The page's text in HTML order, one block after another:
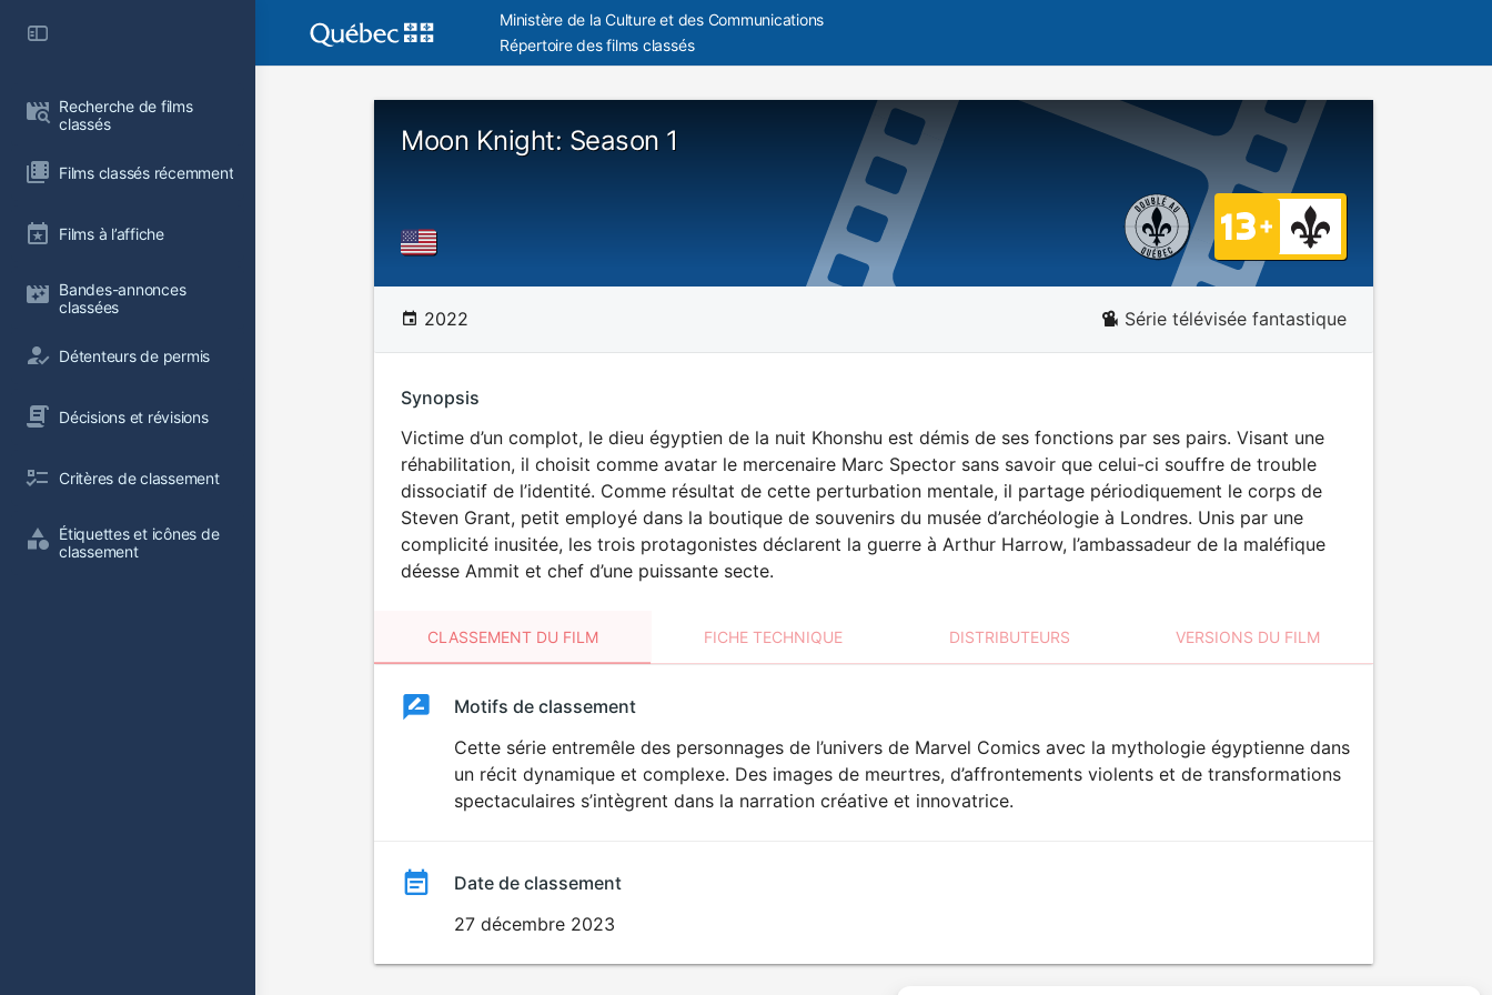
Recherche de films
classés
Films classés récemment
Films à l’affiche
Bandes-annonces
classées
Détenteurs de permis
Décisions et révisions
Critères de classement
Étiquettes et icônes de
classement
Ministère de la Culture et des Communications
Répertoire des films classés
Moon Knight: Season 1
2022 Série télévisée fantastique
Synopsis
Victime d’un complot, le dieu égyptien de la nuit Khonshu est démis de ses fonctions par ses pairs. Visant une
réhabilitation, il choisit comme avatar le mercenaire Marc Spector sans savoir que celui-ci souffre de trouble
dissociatif de l’identité. Comme résultat de cette perturbation mentale, il partage périodiquement le corps de
Steven Grant, petit employé dans la boutique de souvenirs du musée d’archéologie à Londres. Unis par une
complicité inusitée, les trois protagonistes déclarent la guerre à Arthur Harrow, l’ambassadeur de la maléfique
déesse Ammit et chef d’une puissante secte.
CLASSEMENT DU FILM FICHE TECHNIQUE DISTRIBUTEURS VERSIONS DU FILM
ClassementClassement
Motifs de classement
Cette série entremêle des personnages de l’univers de Marvel Comics avec la mythologie égyptienne dans
un récit dynamique et complexe. Des images de meurtres, d’affrontements violents et de transformations
spectaculaires s’intègrent dans la narration créative et innovatrice.
Date de classement
27 décembre 2023